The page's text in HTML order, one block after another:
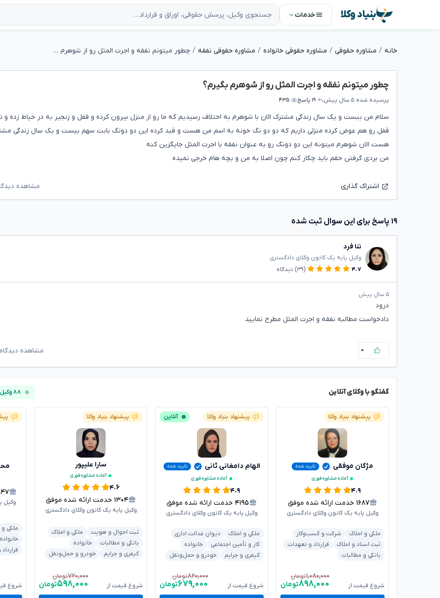
بنیاد وکلا خدمات
خانه مشاوره حقوقی مشاوره حقوقی خانواده مشاوره حقوقی نفقه چطور میتونم نفقه و اجرت المثل رو از شوهرم بگیرم؟
چطور میتونم نفقه و اجرت المثل رو از شوهرم بگیرم؟
پرسیده شده ۵ سال پیش ۱۹ پاسخ ۴۳۵
سلام من ببست و یک سال زندگی مشترک الان با شوهرم به اختلاف رسیدیم که ما رو از منزل بیرون کرده و قفل و زنجیر به در حیاط زده و
قفل رو هم عوض کرده منزلی داریم که دو دو نگ خونه به اسم من هست و قید کرده این دو دونگ بابت سهم بیست و یک سال زندگی
هست الان شوهرم میتونه این دو دونگ رو به عنوان نفقه با اجرت المثل جایگزین کنه
من بردی گرفتن حقم باید چکار کنم چون اصلا به من و بچه هام خرجی نمیده
اشتراک گذاری مشاهده
۱۹ پاسخ برای این سوال ثبت شده
ننا فرد
وکیل پایه یک کانون وکلای دادگستری
۴.۷
(۳۹) دیدگاه
۵ سال پیش
درود
دادخواست مطالبه نفقه و اجرت المثل مطرح نمایید
۰ مشاهده
گفتگو با وکلای آنلاین ۸۸ وکیل آنلاین
پیشنهاد بنیاد وکلا
مژگان موفقی
تایید شده
آماده مشاوره فوری
۴.۹
۱۶۸۷ خدمت ارائه شده موفق
وکیل پایه یک کانون وکلای دادگستری
ملکی و املاک
شرکت و کسب‌وکار
ثبت اسناد و املاک
قرارداد و تعهدات
بانکی و مطالبات
شروع قیمت از
۱,۰۸۰,۰۰۰تومان
۸۹۸,۰۰۰تومان
پیشنهاد بنیاد وکلا آنلاین
الهام دامغانی ثانی
تایید شده
آماده مشاوره فوری
۴.۹
۴۱۹۵ خدمت ارائه شده موفق
وکیل پایه یک کانون وکلای دادگستری
ملکی و املاک
دیوان عدالت اداری
کار و تأمین اجتماعی
خانواده
کیفری و جرایم
خودرو و حمل‌ونقل
شروع قیمت از
۸۲۰,۰۰۰تومان
۶۷۹,۰۰۰تومان
پیشنهاد بنیاد وکلا
سارا علیپور
آماده مشاوره فوری
۴.۶
۱۳۰۴ خدمت ارائه شده موفق
وکیل پایه یک کانون وکلای دادگستری
ثبت احوال و هویت
ملکی و املاک
بانکی و مطالبات
خانواده
کیفری و جرایم
خودرو و حمل‌ونقل
شروع قیمت از
۷۲۰,۰۰۰تومان
۵۹۸,۰۰۰تومان
وکیل
ملکی و
خانواده
شروع